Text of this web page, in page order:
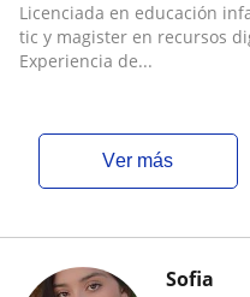
Licenciada en educación
tic y magister en recursos
Experiencia de...
ver más
Sofia